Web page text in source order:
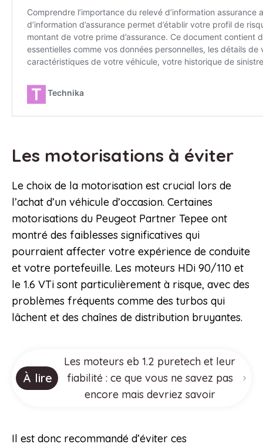
Les motorisations à éviter
Le choix de la motorisation est crucial lors de
l’achat d’un véhicule d’occasion. Certaines
motorisations du Peugeot Partner Tepee ont
montré des faiblesses significatives qui
pourraient affecter votre expérience de conduite
et votre portefeuille. Les moteurs HDi 90/110 et
le 1.6 VTi sont particulièrement à risque, avec des
problèmes fréquents comme des turbos qui
lâchent et des chaînes de distribution bruyantes.
À lire
Les moteurs eb 1.2 puretech et leur
fiabilité : ce que vous ne savez pas
encore mais devriez savoir
Il est donc recommandé d’éviter ces